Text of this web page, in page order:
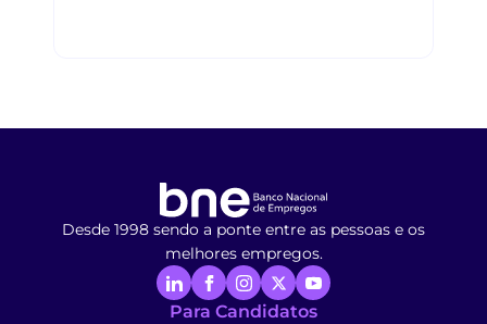
Desde 1998 sendo a ponte entre as pessoas e os
melhores empregos.
Para Candidatos